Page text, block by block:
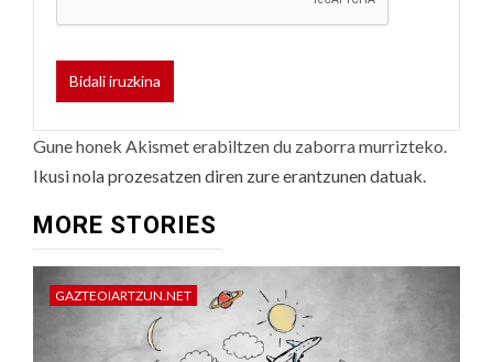
Gune honek Akismet erabiltzen du zaborra murrizteko.
Ikusi nola prozesatzen diren zure erantzunen datuak.
MORE STORIES
GAZTEOIARTZUN.NET